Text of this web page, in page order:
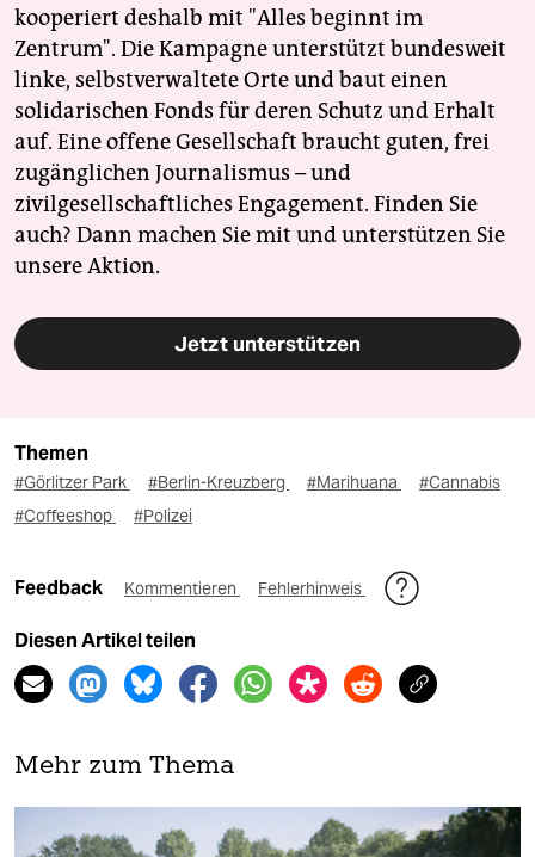
kooperiert deshalb mit "Alles beginnt im
Zentrum". Die Kampagne unterstützt bundesweit
linke, selbstverwaltete Orte und baut einen
solidarischen Fonds für deren Schutz und Erhalt
auf. Eine offene Gesellschaft braucht guten, frei
zugänglichen Journalismus – und
zivilgesellschaftliches Engagement. Finden Sie
auch? Dann machen Sie mit und unterstützen Sie
unsere Aktion.
Jetzt unterstützen
Themen
#Görlitzer Park #Berlin-Kreuzberg #Marihuana
#Cannabis
#Coffeeshop
#Polizei
Feedback Kommentieren Fehlerhinweis
Diesen Artikel teilen
Mehr zum Thema